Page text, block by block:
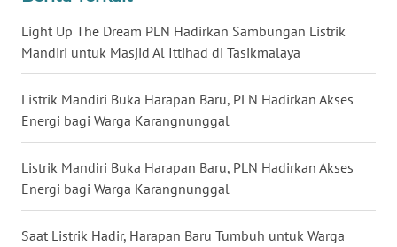
Light Up The Dream PLN Hadirkan Sambungan Listrik
Mandiri untuk Masjid Al Ittihad di Tasikmalaya
Listrik Mandiri Buka Harapan Baru, PLN Hadirkan Akses
Energi bagi Warga Karangnunggal
Listrik Mandiri Buka Harapan Baru, PLN Hadirkan Akses
Energi bagi Warga Karangnunggal
Saat Listrik Hadir, Harapan Baru Tumbuh untuk Warga
WN
BALI
WN